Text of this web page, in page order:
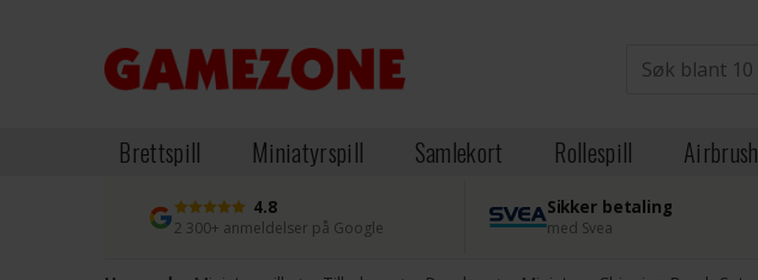
Brettspill Miniatyrspill Samlekort Rollespill Airbrush
4.8
2 300+ anmeldelser på Google
Sikker betaling
med Svea